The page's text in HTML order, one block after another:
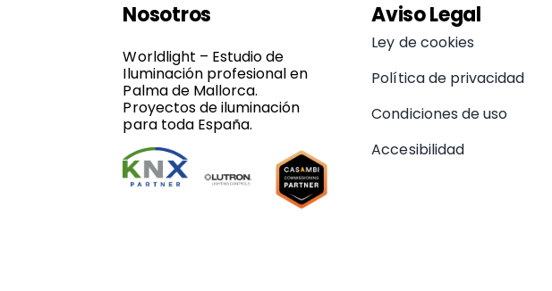
Nosotros
Worldlight – Estudio de
Iluminación profesional en
Palma de Mallorca.
Proyectos de iluminación
para toda España.
Aviso Legal
Ley de cookies
Política de privacidad
Condiciones de uso
Accesibilidad